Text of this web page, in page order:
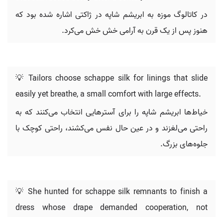
در کاتالوگ موزه به ابریشم شاپه در ژاکتی اشاره شده بود که
هنوز پس از یک قرن به آرامی خش خش می‌کرد.
💡 Tailors choose schappe silk for linings that slide
easily yet breathe, a small comfort with large effects.
خیاط‌ها ابریشم شاپه را برای آسترهایی انتخاب می‌کنند که به
راحتی می‌لغزند و در عین حال نفس می‌کشند، راحتی کوچک با
جلوه‌های بزرگ.
💡 She hunted for schappe silk remnants to finish a
dress whose drape demanded cooperation, not